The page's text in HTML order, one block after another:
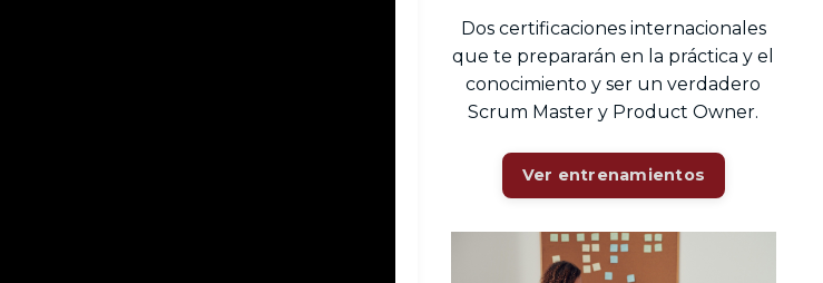
Dos certificaciones internacionales
que te prepararán en la práctica y el
conocimiento y ser un verdadero
Scrum Master y Product Owner.
Ver entrenamientos